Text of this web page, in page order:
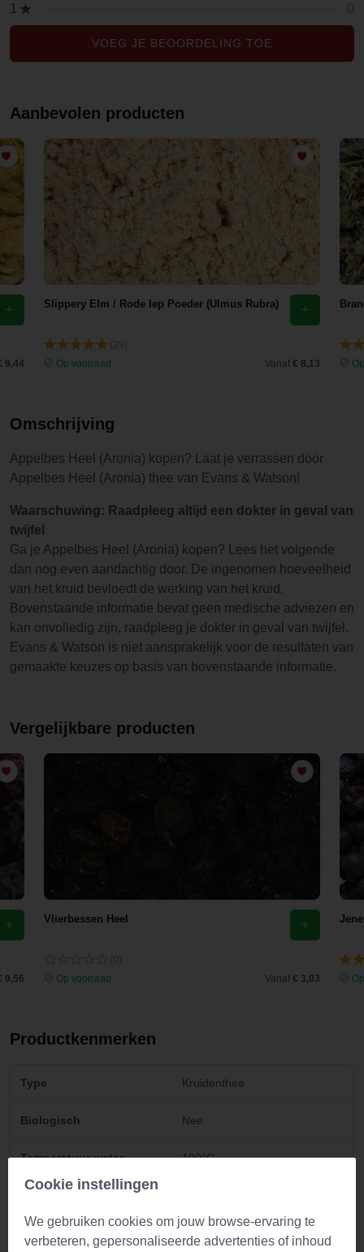
1
VOEG JE BEOORDELING TOE
Aanbevolen producten
9,44
Slippery Elm / Rode Iep Poeder (Ulmus Rubra)
Op voorraad
Vanaf € 8,13
Omschrijving
Appelbes Heel (Aronia) kopen? Laat je verrassen door
Appelbes Heel (Aronia) thee van Evans & Watson!
Waarschuwing: Raadpleeg altijd een dokter in geval van
twijfel
Ga je Appelbes Heel (Aronia) kopen? Lees het volgende
dan nog even aandachtig door. De ingenomen hoeveelheid
van het kruid bevloedt de werking van het kruid.
Bovenstaande informatie bevat geen medische adviezen en
kan onvolledig zijn, raadpleeg je dokter in geval van twijfel.
Evans & Watson is niet aansprakelijk voor de resultaten van
gemaakte keuzes op basis van bovenstaande informatie.
Vergelijkbare producten
9,56
Vlierbessen Heel
Op voorraad
Vanaf € 3,03
Productkenmerken
Type Kruidenthee
Biologisch Nee
Temperatuur water 100°C
Cafeine
Cookie instellingen
We gebruiken cookies om jouw browse-ervaring te
verbeteren, gepersonaliseerde advertenties of inhoud